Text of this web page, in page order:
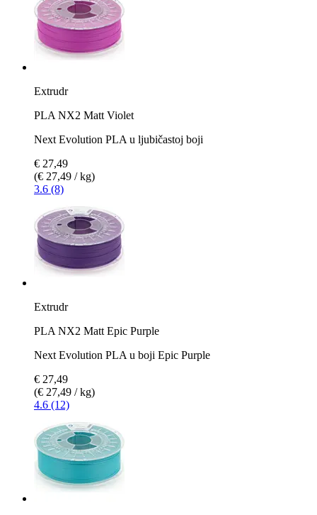
Extrudr
PLA NX2 Matt Violet
Next Evolution PLA u ljubičastoj boji
€ 27,49
(€ 27,49 / kg)
3.6 (8)
Extrudr
PLA NX2 Matt Epic Purple
Next Evolution PLA u boji Epic Purple
€ 27,49
(€ 27,49 / kg)
4.6 (12)